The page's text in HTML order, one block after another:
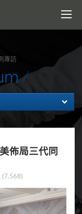
Toggle
專訪
佈局三代同
(7,568)